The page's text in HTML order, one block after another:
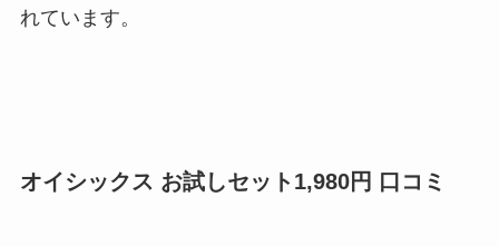
れています。
オイシックス お試しセット1,980円 口コミ